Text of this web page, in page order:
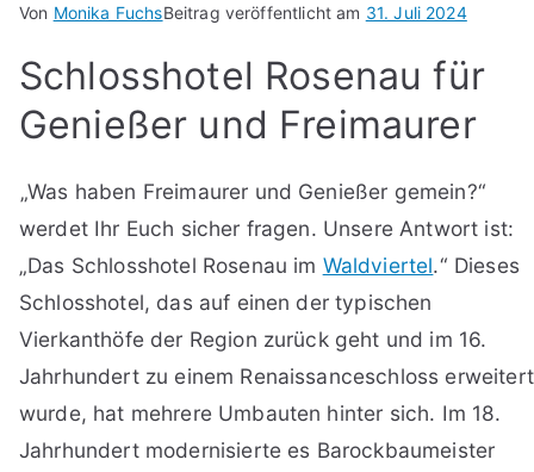
Von Monika FuchsBeitrag veröffentlicht am 31. Juli 2024
Schlosshotel Rosenau für
Genießer und Freimaurer
„Was haben Freimaurer und Genießer gemein?“
werdet Ihr Euch sicher fragen. Unsere Antwort ist:
„Das Schlosshotel Rosenau im Waldviertel.“ Dieses
Schlosshotel, das auf einen der typischen
Vierkanthöfe der Region zurück geht und im 16.
Jahrhundert zu einem Renaissanceschloss erweitert
wurde, hat mehrere Umbauten hinter sich. Im 18.
Jahrhundert modernisierte es Barockbaumeister